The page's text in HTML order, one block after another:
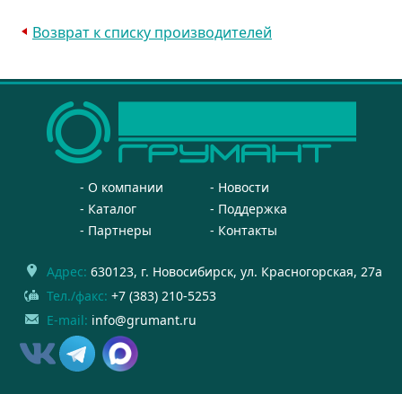
Возврат к списку производителей
О компании
Новости
Каталог
Поддержка
Партнеры
Контакты
Адрес: 630123, г. Новосибирск, ул. Красногорская, 27а
Тел./факс: +7 (383) 210-5253
E-mail: info@grumant.ru